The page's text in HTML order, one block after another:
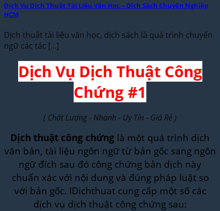
Dịch Vụ Dịch Thuật Tài Liệu Văn Học – Dịch Sách Chuyên Nghiệp
HCM
Dịch thuật tài liệu văn học, dịch sách là quá trình chuyển
ngữ các tác [...]
Dịch Vụ Dịch Thuật Công
Chứng #1
( Chất Lượng - Nhanh - Uy Tín - Giá Rẻ )
Dịch thuật công chứng là một quá trình dịch
văn bản, tài liệu ngôn ngữ từ bản gốc sang ngôn
ngữ đích sau đó công chứng bản dịch này
chuẩn xác với nội dung và đúng pháp luật so
với bản gốc. IDichthuat cung cấp một số các
dịch vụ dịch thuật công chứng sau: